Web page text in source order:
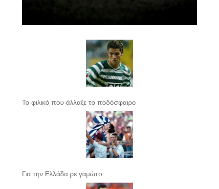
Το φιλικό που άλλαξε το ποδόσφαιρο
Για την Ελλάδα ρε γαμώτο